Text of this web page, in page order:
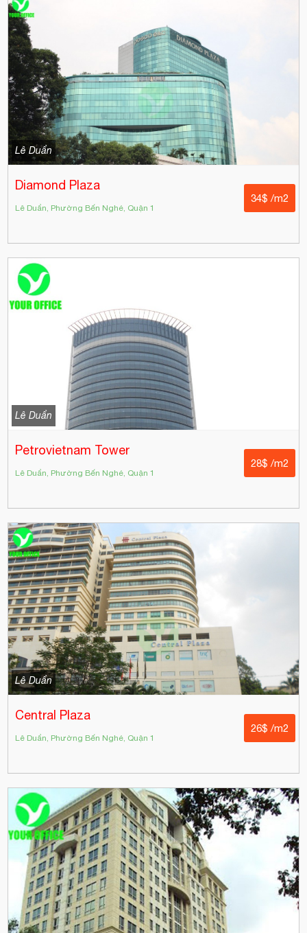
Lê Duẩn
Diamond Plaza
Lê Duẩn, Phường Bến Nghé, Quận 1
34$ /m2
Lê Duẩn
Petrovietnam Tower
Lê Duẩn, Phường Bến Nghé, Quận 1
28$ /m2
Lê Duẩn
Central Plaza
Lê Duẩn, Phường Bến Nghé, Quận 1
26$ /m2